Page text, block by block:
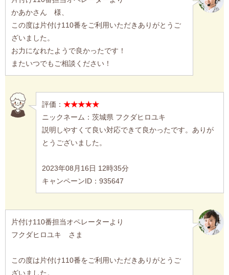
かあかさん 様、
この度は片付け110番をご利用いただきありがとうご
ざいました。
お力になれたようで良かったです！
またいつでもご相談ください！
評価： ★★★★★
ニックネーム：茨城県 フクダヒロユキ
説明しやすくて良い対応できて良かったです。ありが
とうございました。
2023年08月16日 12時35分
キャンペーンID：935647
片付け110番担当オペレーターより
フクダヒロユキ さま
この度は片付け110番をご利用いただきありがとうご
ざいました。